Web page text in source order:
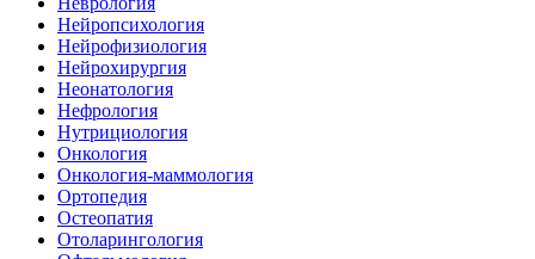
Нейропсихология
Нейрофизиология
Нейрохирургия
Неонатология
Нефрология
Нутрициология
Онкология
Онкология-маммология
Ортопедия
Остеопатия
Отоларингология